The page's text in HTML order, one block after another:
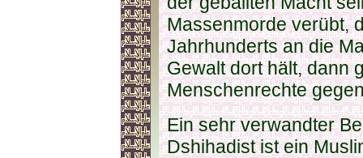
Massenmorde verübt,
Jahrhunderts an die
Gewalt dort hält, dann
Menschenrechte
Ein sehr verwandter
Dshihadist ist ein